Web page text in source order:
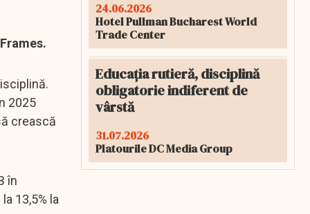
2025
crească
în
13,5% la
24.06.2026
Hotel Pullman Bucharest World
Trade Center
Educația rutieră, disciplină
obligatorie indiferent de
vârstă
31.07.2026
Platourile DC Media Group